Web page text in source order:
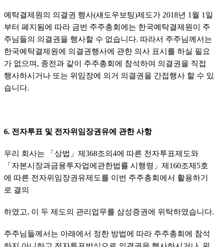
예탁결제원의 의결권 행사(섀도우보팅)제도가 2018년 1월 1일
부터 폐지됨에 따라 금번 주주총회에는 한국예탁결제원이 주
주님들의 의결권을 행사할 수 없습니다. 따라서 주주님께서는
한국예탁결제원에 의결권행사에 관한 의사 표시를 하실 필요
가 없으며, 종전과 같이 주주총회에 참석하여 의결권을 직접
행사하시거나 또는 위임장에 의거 의결권을 간접행사 할 수 있
습니다.
6. 전자투표 및 전자위임장권유에 관한 사항
우리 회사는 「상법」제368조의4에 따른 전자투표제도와
「자본시장과금융투자업에관한법률 시행령」제160조제5호
에 따른 전자위임장권유제도를 이번 주주총회에서 활용하기
로 결의
하였고, 이 두 제도의 관리업무를 삼성증권에 위탁하였습니다.
주주님들께서는 아래에서 정한 방법에 따라 주주총회에 참석